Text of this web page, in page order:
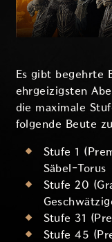
Es gibt begehrte
ehrgeizigsten
die maximale
folgende Beute
Stufe 1
Säbel-Torus
Stufe 20
Stufe 31
Stufe 45